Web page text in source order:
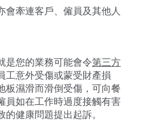
會牽連客戶、僱員及其他人
是您的業務可能會令第三方
工意外受傷或蒙受財產損
板濕滑而滑倒受傷，可向餐
員如在工作時過度接觸有害
健康問題提出起訴。